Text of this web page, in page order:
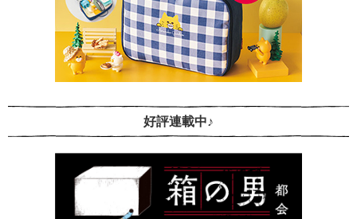
好評連載中♪